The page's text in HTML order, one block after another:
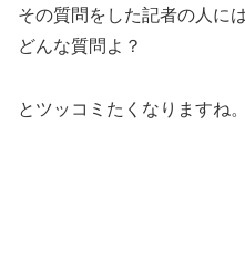
その質問をした記者の人に
どんな質問よ？
とツッコミたくなりますね。